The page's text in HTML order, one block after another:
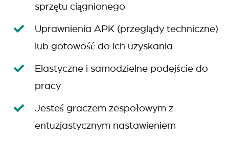
sprzętu ciągnionego
Uprawnienia APK (przeglądy techniczne)
lub gotowość do ich uzyskania
Elastyczne i samodzielne podejście do
pracy
Jesteś graczem zespołowym z
entuzjastycznym nastawieniem